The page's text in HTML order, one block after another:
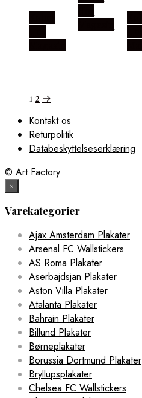
1 2 →
Kontakt os
Returpolitik
Databeskyttelseserklæring
© Art Factory
×
Varekategorier
Ajax Amsterdam Plakater
Arsenal FC Wallstickers
AS Roma Plakater
Aserbajdsjan Plakater
Aston Villa Plakater
Atalanta Plakater
Bahrain Plakater
Billund Plakater
Børneplakater
Borussia Dortmund Plakater
Bryllupsplakater
Chelsea FC Wallstickers